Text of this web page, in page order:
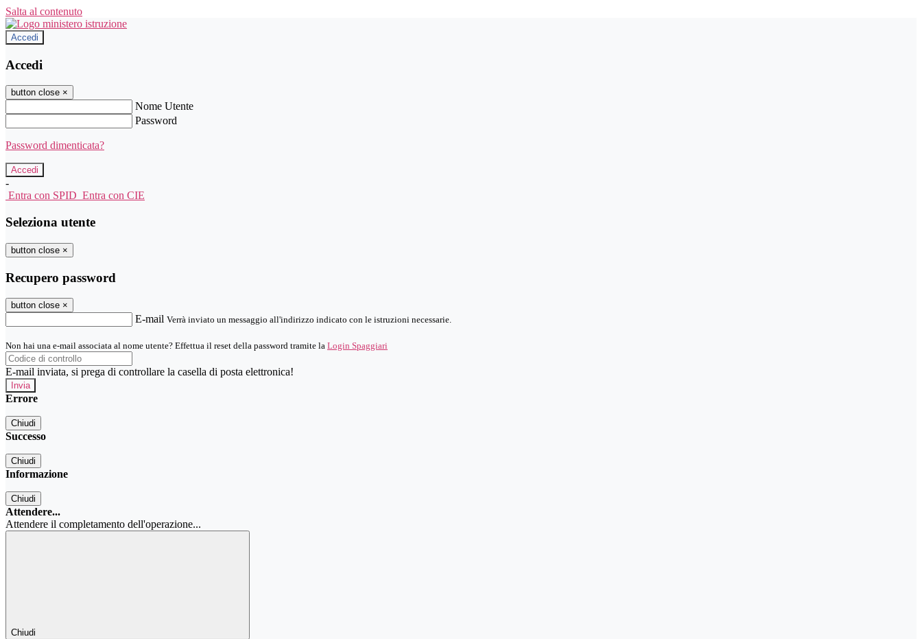
Salta al contenuto
Accedi
Accedi
button close ×
Nome Utente
Password
Password dimenticata?
-
Entra con SPID Entra con CIE
Seleziona utente
button close ×
Recupero password
button close ×
E-mail Verrà inviato un messaggio all'indirizzo indicato con le istruzioni necessarie.
Non hai una e-mail associata al nome utente? Effettua il reset della password tramite la Login Spaggiari
E-mail inviata, si prega di controllare la casella di posta elettronica!
Errore
Chiudi
Successo
Chiudi
Informazione
Chiudi
Attendere...
Attendere il completamento dell'operazione...
Chiudi